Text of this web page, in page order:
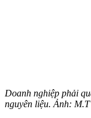
Doanh nghiệp phải
nguyên liệu. Ảnh: M.T